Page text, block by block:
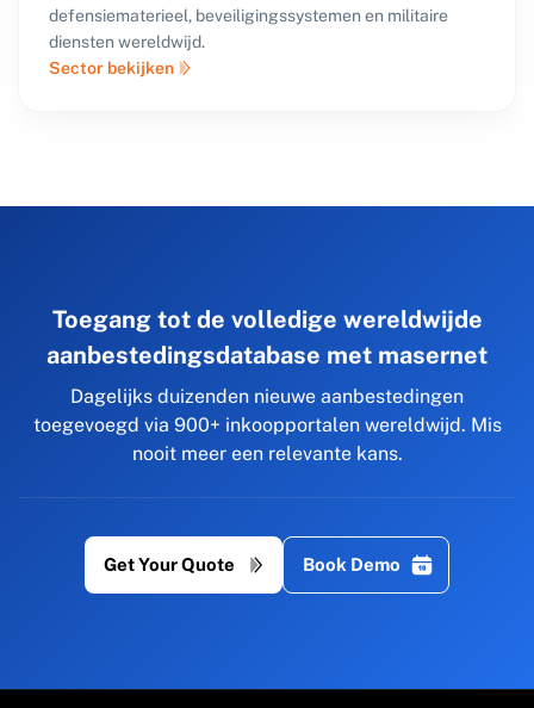
defensiematerieel, beveiligingssystemen en militaire
diensten wereldwijd.
Sector bekijken
Toegang tot de volledige wereldwijde
aanbestedingsdatabase met masernet
Dagelijks duizenden nieuwe aanbestedingen
toegevoegd via 900+ inkoopportalen wereldwijd. Mis
nooit meer een relevante kans.
Get Your Quote Book Demo